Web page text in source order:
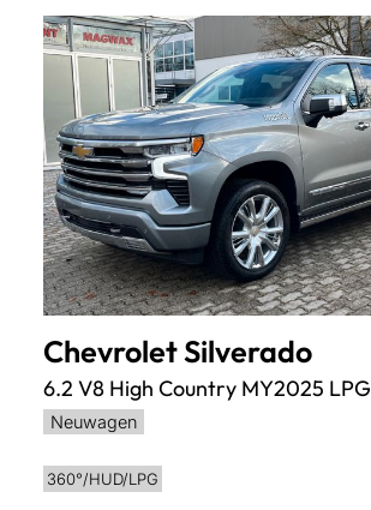
ChevroletSilverado
6.2 V8 High Country MY2025 LPG
Neuwagen
360°/HUD/LPG